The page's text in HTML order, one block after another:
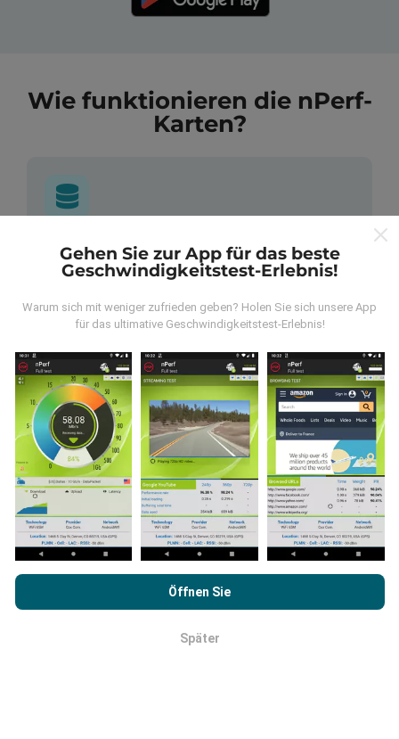
Wie funktionieren die nPerf-
Karten?
Wo kommen die Daten her?
Benutzern der nPerf App durchgeführt wurden. Dies
sind Tests, die unter realen Bedingungen direkt im
möchten, einfach die nPerf App auf Ihrem
Smartphone laden.Je mehr Daten gesammelt
werden, desto umfangreicher werden die Karten!
Wie werden Updates gemacht?
jede Stunde von einem Bot aktualisiert.
. Die Daten werden für zwei Jahre
Gehen Sie zur App für das beste
Geschwindigkeitstest-Erlebnis!
Warum sich mit weniger zufrieden geben? Holen Sie sich unsere App
für das ultimative Geschwindigkeitstest-Erlebnis!
Öffnen Sie
Später
Datenschutz- und Nutzungsbedingungen
nPerf-TestEndbenutzer-Lizenzvertragzu.
OK